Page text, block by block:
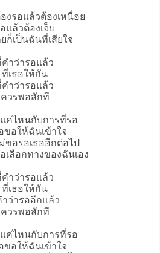
งรอแล้วต้องเหนื่อย
แล้วต้องเจ็บ
ก็เป็นฉันที่เสียใจ
คำว่ารอแล้ว
ที่เธอให้กัน
คำว่ารอแล้ว
ควรพอสักที
ค่ไหนกับการที่รอ
ขอให้ฉันเข้าใจ
ขอรอเธออีกต่อไป
ลือกทางของฉันเอง
คำว่ารอแล้ว
ที่เธอให้กัน
ำว่ารออีกแล้ว
ควรพอสักที
ค่ไหนกับการที่รอ
ขอให้ฉันเข้าใจ